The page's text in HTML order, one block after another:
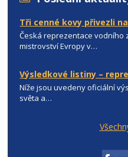
Tři cenné kovy přivezli
Česká reprezentace vodního
mistrovství Evropy v…
Výsledkové listiny –
Níže jsou uvedeny oficiální
světa a…